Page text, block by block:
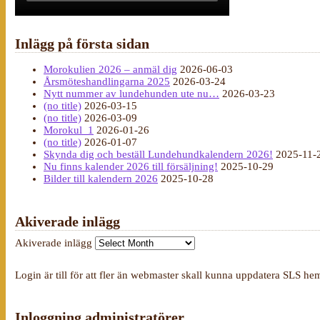
Inlägg på första sidan
Morokulien 2026 – anmäl dig 2026-06-03
Årsmöteshandlingarna 2025 2026-03-24
Nytt nummer av lundehunden ute nu… 2026-03-23
(no title) 2026-03-15
(no title) 2026-03-09
Morokul_1 2026-01-26
(no title) 2026-01-07
Skynda dig och beställ Lundehundkalendern 2026! 2025-11-
Nu finns kalender 2026 till försäljning! 2025-10-29
Bilder till kalendern 2026 2025-10-28
Akiverade inlägg
Akiverade inlägg
Login är till för att fler än webmaster skall kunna uppdatera SLS